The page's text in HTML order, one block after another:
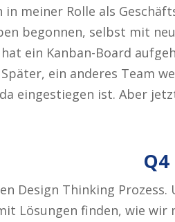
in meiner Rolle als
begonnen, selbst mit
ein Kanban-Board
ein anderes Team
eingestiegen ist. Aber
Q4
Design Thinking
Lösungen finden, wie